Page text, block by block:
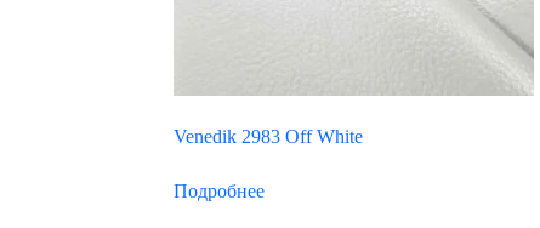
Venedik 2983 Off White
Подробнее